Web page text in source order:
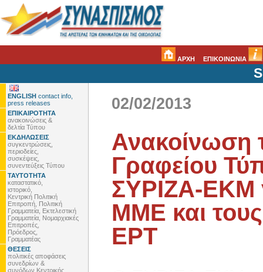
ΑΡΧΗ ΕΠΙΚΟΙΝΩΝΙΑ
ENGLISH contact info,
press releases
ΕΠΙΚΑΙΡΟΤΗΤΑ
ανακοινώσεις &
δελτία Τύπου
ΕΚΔΗΛΩΣΕΙΣ
συγκεντρώσεις,
περιοδείες,
συσκέψεις,
συνεντεύξεις Τύπου
ΤΑΥΤΟΤΗΤΑ
καταστατικό,
ιστορικό,
Κεντρική Πολιτική
Επιτροπή, Πολιτική
Γραμματεία, Εκτελεστική
Γραμματεία, Νομαρχιακές
Επιτροπές,
Πρόεδρος,
Γραμματέας
ΘΕΣΕΙΣ
πολιτικές αποφάσεις
συνεδρίων &
συνόδων Κεντρικής
02/02/2013
Ανακοίνωση
Γραφείου
ΣΥΡΙΖΑ-ΕΚΜ
ΜΜΕ και
ΕΡΤ